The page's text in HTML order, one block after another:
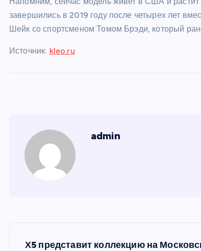
завершились в 2019 году после четырех лет
Шейк со спортсменом Томом Брэди, который
Источник: kleo.ru
admin
НХ5 представит коллекцию на